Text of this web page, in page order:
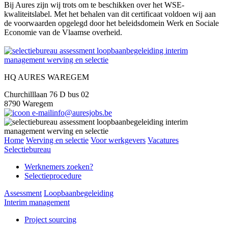
Bij Aures zijn wij trots om te beschikken over het WSE-
kwaliteitslabel. Met het behalen van dit certificaat voldoen wij aan
de voorwaarden opgelegd door het beleidsdomein Werk en Sociale
Economie van de Vlaamse overheid.
HQ AURES WAREGEM
Churchilllaan 76 D bus 02
8790 Waregem
info@auresjobs.be
Home Werving en selectie Voor werkgevers Vacatures
Selectiebureau
Werknemers zoeken?
Selectieprocedure
Assessment Loopbaanbegeleiding
Interim management
Project sourcing